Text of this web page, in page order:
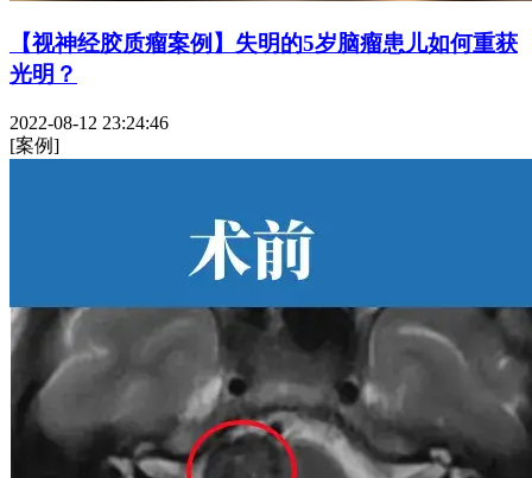
【视神经胶质瘤案例】失明的5岁脑瘤患儿如何重获
光明？
2022-08-12 23:24:46
[案例]